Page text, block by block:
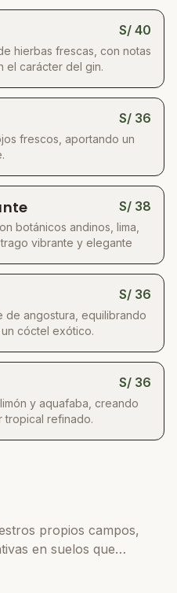
fresco y con
y elegante, ideal para
a lo creativo.
S/ 40
hierbas frescas, con notas
el carácter del gin.
S/ 36
frescos, aportando un
S/ 38
botánicos andinos, lima,
vibrante y elegante
S/ 36
de angostura, equilibrando
cóctel exótico.
S/ 36
y aquafaba, creando
tropical refinado.
propios campos,
en suelos que
lombricultura. Tras la